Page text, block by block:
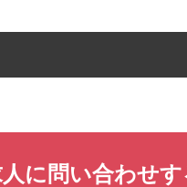
に問い合わせ